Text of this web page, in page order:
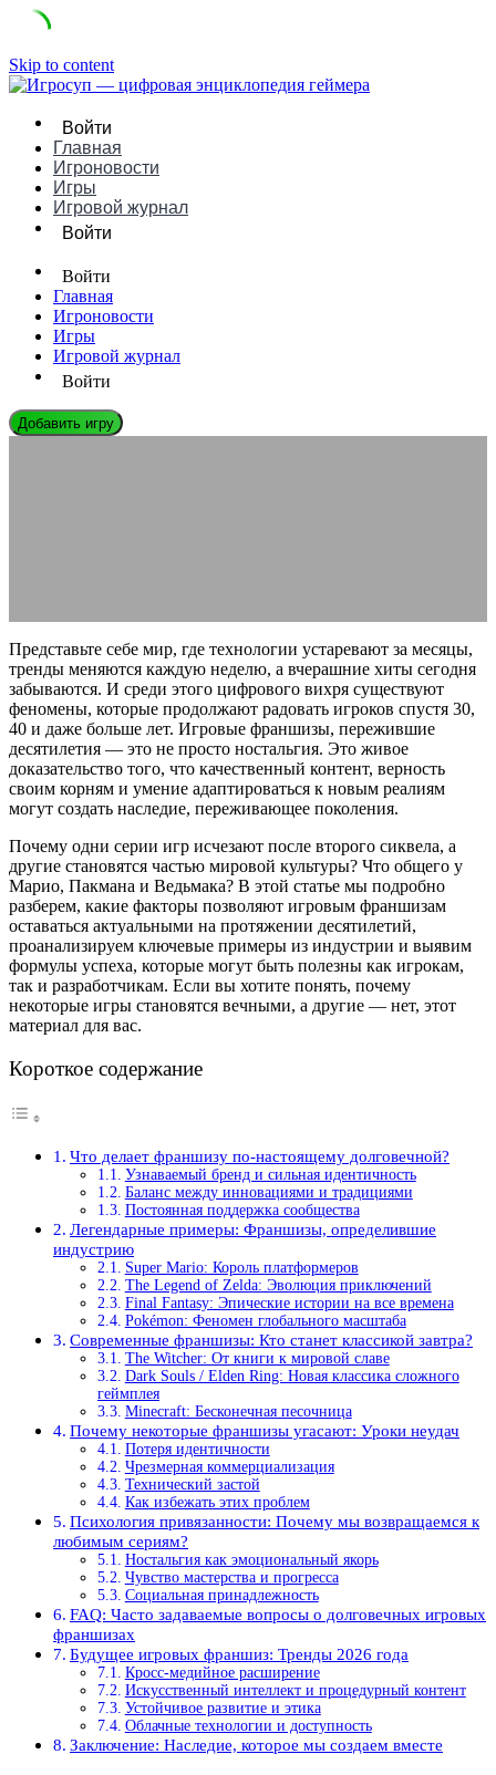
Skip to content
Войти
Главная
Игроновости
Игры
Игровой журнал
Войти
Войти
Главная
Игроновости
Игры
Игровой журнал
Войти
Добавить игру
Представьте себе мир, где технологии устаревают за месяцы,
тренды меняются каждую неделю, а вчерашние хиты сегодня
забываются. И среди этого цифрового вихря существуют
феномены, которые продолжают радовать игроков спустя 30,
40 и даже больше лет. Игровые франшизы, пережившие
десятилетия — это не просто ностальгия. Это живое
доказательство того, что качественный контент, верность
своим корням и умение адаптироваться к новым реалиям
могут создать наследие, переживающее поколения.
Почему одни серии игр исчезают после второго сиквела, а
другие становятся частью мировой культуры? Что общего у
Марио, Пакмана и Ведьмака? В этой статье мы подробно
разберем, какие факторы позволяют игровым франшизам
оставаться актуальными на протяжении десятилетий,
проанализируем ключевые примеры из индустрии и выявим
формулы успеха, которые могут быть полезны как игрокам,
так и разработчикам. Если вы хотите понять, почему
некоторые игры становятся вечными, а другие — нет, этот
материал для вас.
Короткое содержание
Что делает франшизу по-настоящему долговечной?
Узнаваемый бренд и сильная идентичность
Баланс между инновациями и традициями
Постоянная поддержка сообщества
Легендарные примеры: Франшизы, определившие
индустрию
Super Mario: Король платформеров
The Legend of Zelda: Эволюция приключений
Final Fantasy: Эпические истории на все времена
Pokémon: Феномен глобального масштаба
Современные франшизы: Кто станет классикой завтра?
The Witcher: От книги к мировой славе
Dark Souls / Elden Ring: Новая классика сложного
геймплея
Minecraft: Бесконечная песочница
Почему некоторые франшизы угасают: Уроки неудач
Потеря идентичности
Чрезмерная коммерциализация
Технический застой
Как избежать этих проблем
Психология привязанности: Почему мы возвращаемся к
любимым сериям?
Ностальгия как эмоциональный якорь
Чувство мастерства и прогресса
Социальная принадлежность
FAQ: Часто задаваемые вопросы о долговечных игровых
франшизах
Будущее игровых франшиз: Тренды 2026 года
Кросс-медийное расширение
Искусственный интеллект и процедурный контент
Устойчивое развитие и этика
Облачные технологии и доступность
Заключение: Наследие, которое мы создаем вместе